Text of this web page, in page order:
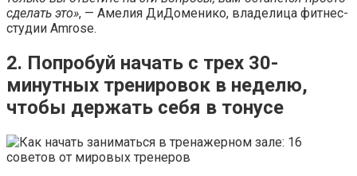
сделать это», — Амелия ДиДоменико, владелица фитнес-
студии Amrose.
2. Попробуй начать с трех 30-
минутных тренировок в неделю,
чтобы держать себя в тонусе